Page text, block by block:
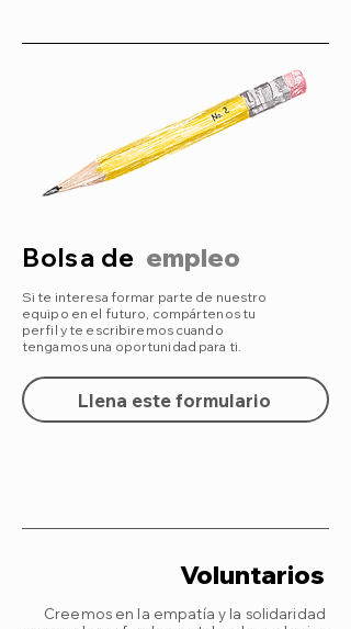
Bolsa de empleo
Si te interesa formar parte de nuestro
equipo en el futuro, compártenos tu
perfil y te escribiremos cuando
tengamos una oportunidad para ti.
Llena este formulario
Voluntarios
Creemos en la empatía y la solidaridad